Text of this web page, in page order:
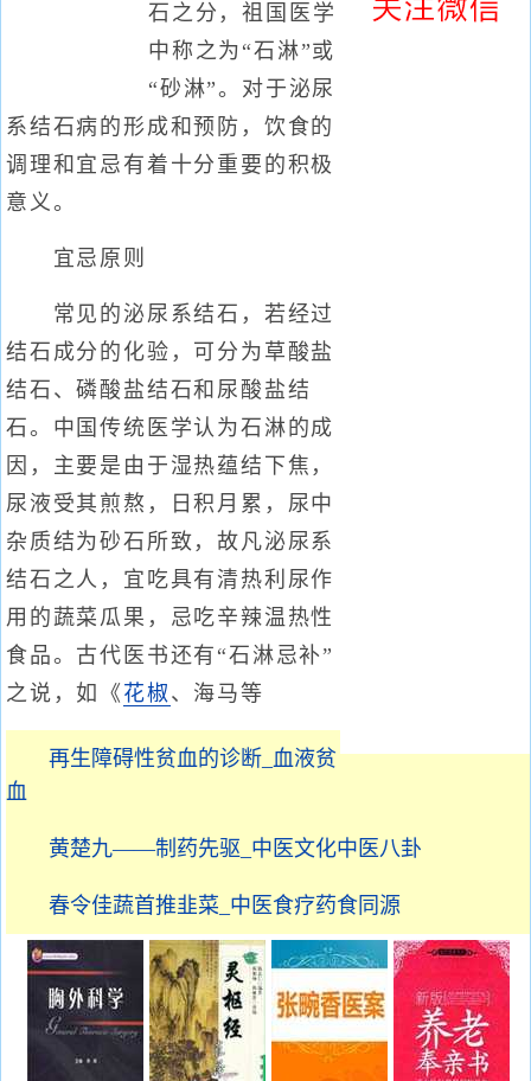
石之分，祖国医学
中称之为“石淋”或
“砂淋”。对于泌尿
系结石病的形成和预防，饮食的
调理和宜忌有着十分重要的积极
意义。
宜忌原则
常见的泌尿系结石，若经过
结石成分的化验，可分为草酸盐
结石、磷酸盐结石和尿酸盐结
石。中国传统医学认为石淋的成
因，主要是由于湿热蕴结下焦，
尿液受其煎熬，日积月累，尿中
杂质结为砂石所致，故凡泌尿系
结石之人，宜吃具有清热利尿作
用的蔬菜瓜果，忌吃辛辣温热性
食品。古代医书还有“石淋忌补”
之说，如《 花椒 、海马等
再生障碍性贫血的诊断_血液贫
血
黄楚九——制药先驱_中医文化中医八卦
春令佳蔬首推韭菜_中医食疗药食同源